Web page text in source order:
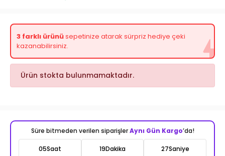
3 farklı ürünüsepetinize atarak sürpriz hediye çeki
kazanabilirsiniz.
Ürün stokta bulunmamaktadır.
Süre bitmeden verilen siparişlerAynı Gün Kargo’da!
05Saat 19Dakika 25Saniye